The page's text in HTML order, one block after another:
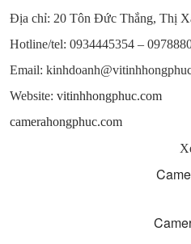
Địa chỉ: 20 Tôn Đức Thắng, Thị
Hotline/tel: 0934445354 –
Email:
Website: vitinhhongphuc.com
camerahongphuc.com